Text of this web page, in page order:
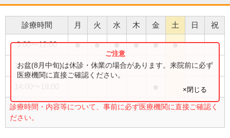
診療時間 月 火 水 木 金 土 日 祝
9:00〜12:00 ● ● ● ● ● ●
14:00〜16:45 ●
診療時間・内容等について、事前に必ず医療機関に直接ご確認く
ださい。
お盆(8月中旬)は休診・休業の場合があります。来院前に必ず
医療機関に直接ご確認ください。
×閉じる